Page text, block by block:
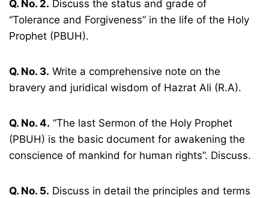
Q. No. 2. Discuss the status and grade of
“Tolerance and Forgiveness” in the life of the Holy
Prophet (PBUH).
Q. No. 3. Write a comprehensive note on the
bravery and juridical wisdom of Hazrat Ali (R.A).
Q. No. 4. “The last Sermon of the Holy Prophet
(PBUH) is the basic document for awakening the
conscience of mankind for human rights”. Discuss.
Q. No. 5. Discuss in detail the principles and terms